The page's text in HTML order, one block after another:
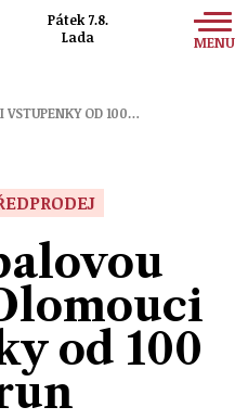
Pátek 7.8.
Lada
MENU
VSTUPENKY OD 100…
od 100